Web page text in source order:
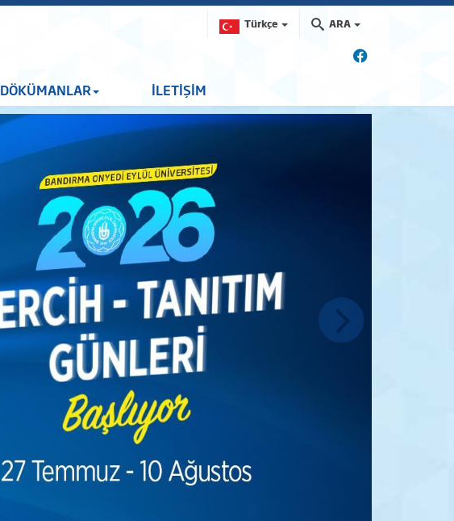
Türkçe ARA
DÖKÜMANLAR İLETİŞİM